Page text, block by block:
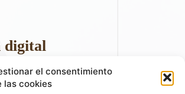
el consentimiento
las cookies
digital
ejemplar